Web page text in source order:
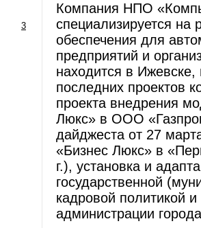
3
Компания НПО
специализируется на
обеспечения для
предприятий и
находится в
последних проектов
проекта внедрения
Люкс» в ООО
дайджеста от 27
«Бизнес Люкс» в
г.), установка и
государственной
кадровой политикой
администрации